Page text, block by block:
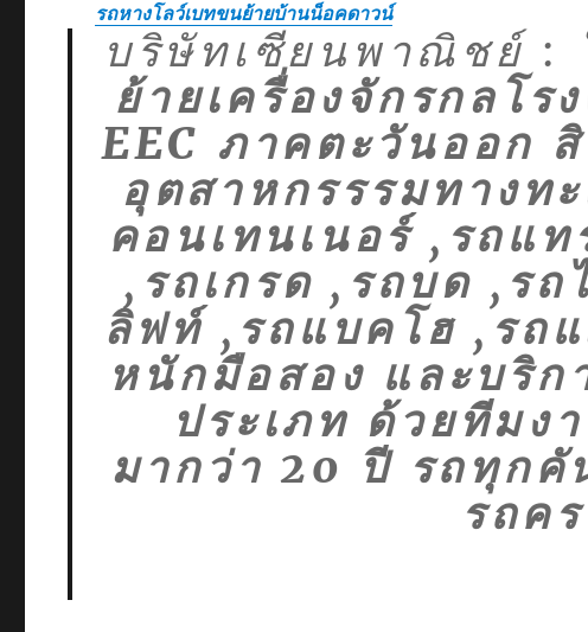
รถหางโลว์เบทขนย้ายบ้านน็อคดาวน์
บริษัทเซียนพาณิชย์ :
ย้ายเครื่องจักรกลโ
EEC ภาคตะวันออก
อุตสาหกรรรมทางท
คอนเทนเนอร์ ,รถแ
,รถเกรด ,รถบด ,รถ
ลิฟท์ ,รถแบคโฮ ,รถ
หนักมือสอง และบริก
ประเภท ด้วยทีมง
มากว่า 20 ปี รถทุกคั
รถค